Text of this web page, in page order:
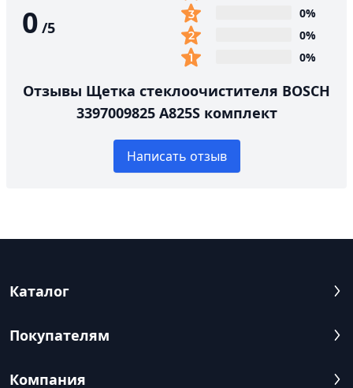
0 /5
0%
0%
0%
Отзывы Щетка стеклоочистителя BOSCH
3397009825 A825S комплект
Написать отзыв
Каталог
Покупателям
Компания